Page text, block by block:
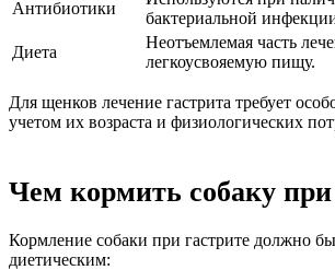
Антибиотики
бактериальной
Диета
Неотъемлемая часть
легкоусвояемую пищу.
Для щенков лечение гастрита требует
учетом их возраста и физиологических
Чем кормить собаку при
Кормление собаки при гастрите должно
диетическим: